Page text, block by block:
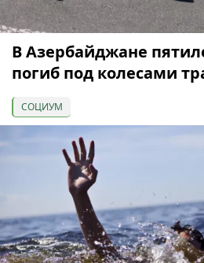
В Азербайджане
погиб под колесами
СОЦИУМ